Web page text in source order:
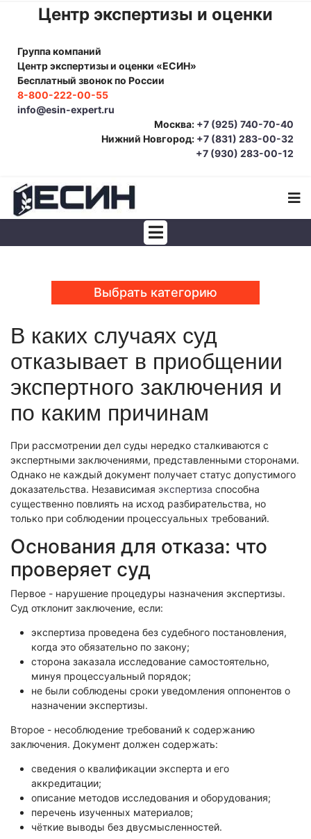
Центр экспертизы и оценки
Группа компаний
Центр экспертизы и оценки «ЕСИН»
Бесплатный звонок по России
8-800-222-00-55
info@esin-expert.ru
Москва: +7 (925) 740-70-40
Нижний Новгород: +7 (831) 283-00-32
+7 (930) 283-00-12
Почерковедческая экспертиза
Товароведческая экспертиза
Автотехническая экспертиза
Экспертиза электробытовой техники
Экспертиза по технике безопасности
Техническая экспертиза документов
Электротехническая экспертиза
Фоноскопическая экспертиза
Экспертиза видео- и звукозаписей
Лингвистическая экспертиза
Автороведческая экспертиза
Психологическая экспертиза
Компьютерно-техническая экспертиза
Пожарно-техническая экспертиза
Экологическая экспертиза
Физико-химическая экспертиза
Экспертиза изделий из металлов
Юридико-лингвистическая экспертиза
Юридическая экспертиза
Исследования на полиграфе
Комплексная экспертиза
Геммологическая экспертиза (ювелирная)
Заключение эксперта на иностранном языке
Приемка квартиры
Выбрать категорию
Фоноскопическая экспертиза
Психологическая экспертиза
Автотехническая экспертиза
Юридическая экспертиза
Экспертиза изделий из металлов
Экспертиза электробытовой техники
Экологическая экспертиза
Техническая экспертиза документов
Почерковедческая экспертиза
Пожарно-техническая экспертиза
Юридико-лингвистическая экспертиза
Лингвистическая экспертиза
Компьютерно-техническая экспертиза
Геммологическая экспертиза (ювелирная)
Экспертиза видео- и звукозаписей
Автороведческая экспертиза
Экспериза игрового оборудования
Экспертиза по технике безопасности
Физико-химическая экспертиза
Электротехническая экспертиза
В каких случаях суд
отказывает в приобщении
экспертного заключения и
по каким причинам
При рассмотрении дел суды нередко сталкиваются с
экспертными заключениями, представленными сторонами.
Однако не каждый документ получает статус допустимого
доказательства. Независимая экспертиза способна
существенно повлиять на исход разбирательства, но
только при соблюдении процессуальных требований.
Основания для отказа: что
проверяет суд
Первое - нарушение процедуры назначения экспертизы.
Суд отклонит заключение, если:
экспертиза проведена без судебного постановления,
когда это обязательно по закону;
сторона заказала исследование самостоятельно,
минуя процессуальный порядок;
не были соблюдены сроки уведомления оппонентов о
назначении экспертизы.
Второе - несоблюдение требований к содержанию
заключения. Документ должен содержать:
сведения о квалификации эксперта и его
аккредитации;
описание методов исследования и оборудования;
перечень изученных материалов;
чёткие выводы без двусмысленностей.